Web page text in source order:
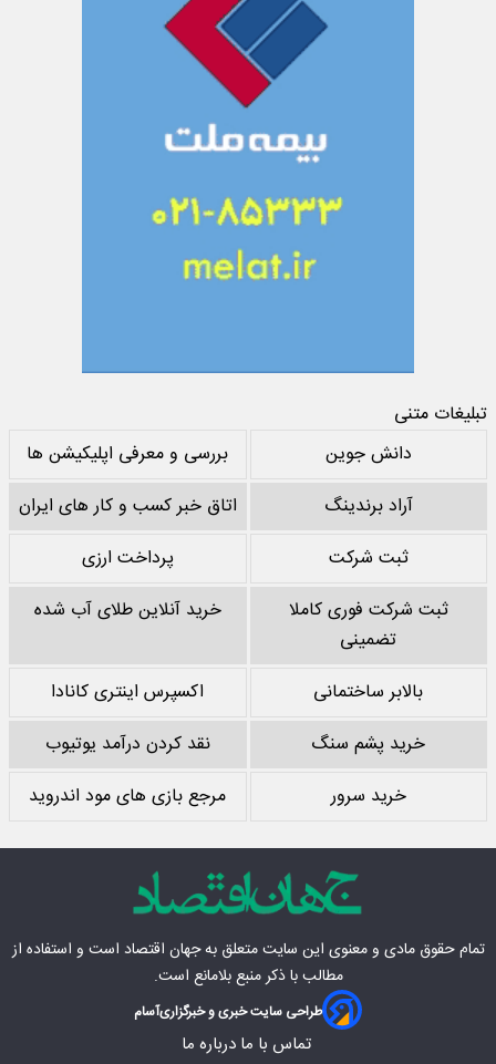
تبلیغات متنی
دانش جوین
بررسی و معرفی اپلیکیشن ها
آراد برندینگ
اتاق خبر کسب و کار های ایران
ثبت شرکت
پرداخت ارزی
ثبت شرکت فوری کاملا
تضمینی
خرید آنلاین طلای آب شده
بالابر ساختمانی
اکسپرس اینتری کانادا
خرید پشم سنگ
نقد کردن درآمد یوتیوب
خرید سرور
مرجع بازی های مود اندروید
تمام حقوق مادی‌ و معنوی این سایت متعلق بهجهان اقتصاد است و استفاده از
مطالب با ذکر منبع بلامانع است.
طراحی سایت خبری و خبرگزاریآسام
تماس با ما درباره ما